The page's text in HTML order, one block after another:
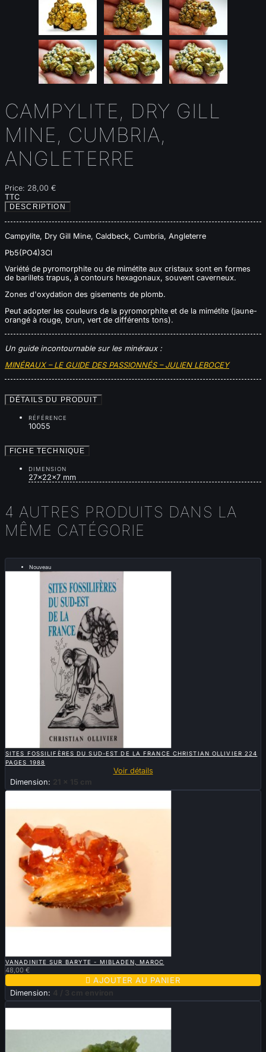
CAMPYLITE, DRY GILL
MINE, CUMBRIA,
ANGLETERRE
Price: 28,00 €
TTC
DESCRIPTION
Campylite, Dry Gill Mine, Caldbeck, Cumbria, Angleterre
Pb5(PO4)3Cl
Variété de pyromorphite ou de mimétite aux cristaux sont en formes
de barillets trapus, à contours hexagonaux, souvent caverneux.
Zones d'oxydation des gisements de plomb.
Peut adopter les couleurs de la pyromorphite et de la mimétite (jaune-
orangé à rouge, brun, vert de différents tons).
Un guide incontournable sur les minéraux :
MINÉRAUX – LE GUIDE DES PASSIONNÉS – JULIEN LEBOCEY
DÉTAILS DU PRODUIT
RÉFÉRENCE
10055
FICHE TECHNIQUE
DIMENSION
27x22x7 mm
4 AUTRES PRODUITS DANS LA
MÊME CATÉGORIE
Nouveau
Vendu
SITES FOSSILIFÈRES DU SUD-EST DE LA FRANCE CHRISTIAN OLLIVIER 224
PAGES 1988
Voir détails
Dimension:
21 x 15 cm
VANADINITE SUR BARYTE - MIBLADEN, MAROC
48,00 €
 AJOUTER AU PANIER
Dimension: 4 / 3 cm environ
Vendu